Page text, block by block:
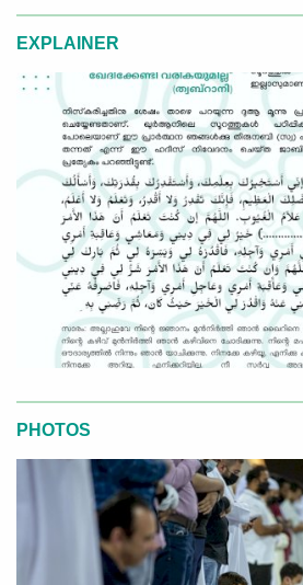
EXPLAINER
PHOTOS